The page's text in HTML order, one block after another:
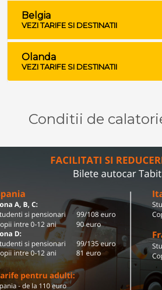
Belgia
VEZI TARIFE SI DESTINATII
Olanda
VEZI TARIFE SI DESTINATII
Conditii de